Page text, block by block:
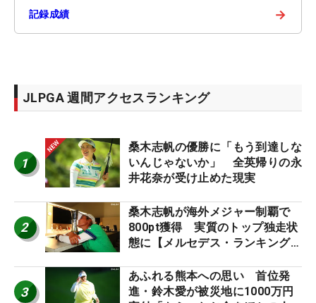
記録成績 →
JLPGA 週間アクセスランキング
1
桑木志帆の優勝に「もう到達しな
いんじゃないか」 全英帰りの永
井花奈が受け止めた現実
2
桑木志帆が海外メジャー制覇で
800pt獲得 実質のトップ独走状
態に【メルセデス・ランキング番
3
あふれる熊本への思い 首位発
進・鈴木愛が被災地に1000万円